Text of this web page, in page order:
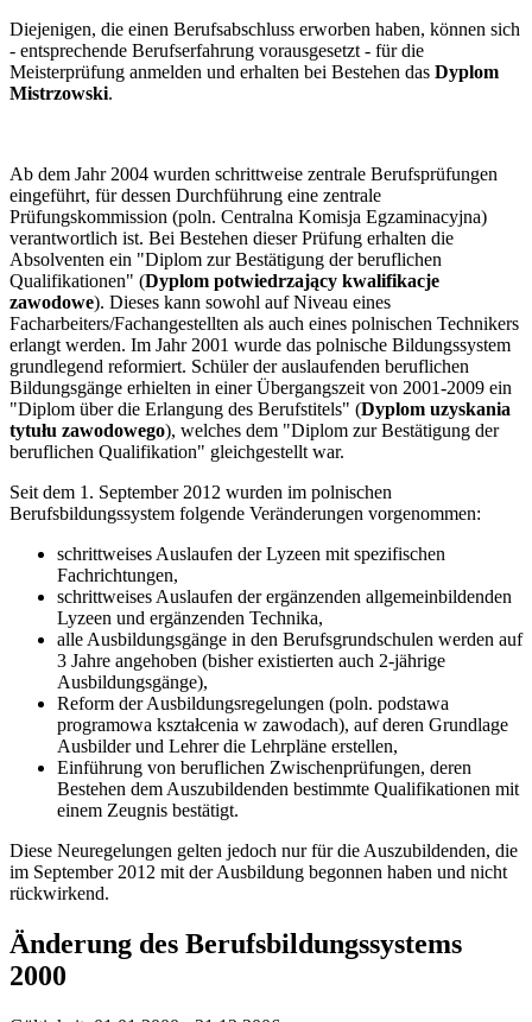
Diejenigen, die einen Berufsabschluss erworben haben, können sich
- entsprechende Berufserfahrung vorausgesetzt - für die
Meisterprüfung anmelden und erhalten bei Bestehen das Dyplom
Mistrzowski.
Ab dem Jahr 2004 wurden schrittweise zentrale Berufsprüfungen
eingeführt, für dessen Durchführung eine zentrale
Prüfungskommission (poln. Centralna Komisja Egzaminacyjna)
verantwortlich ist. Bei Bestehen dieser Prüfung erhalten die
Absolventen ein "Diplom zur Bestätigung der beruflichen
Qualifikationen" (Dyplom potwiedrzający kwalifikacje
zawodowe). Dieses kann sowohl auf Niveau eines
Facharbeiters/Fachangestellten als auch eines polnischen Technikers
erlangt werden. Im Jahr 2001 wurde das polnische Bildungssystem
grundlegend reformiert. Schüler der auslaufenden beruflichen
Bildungsgänge erhielten in einer Übergangszeit von 2001-2009 ein
"Diplom über die Erlangung des Berufstitels" (Dyplom uzyskania
tytułu zawodowego), welches dem "Diplom zur Bestätigung der
beruflichen Qualifikation" gleichgestellt war.
Seit dem 1. September 2012 wurden im polnischen
Berufsbildungssystem folgende Veränderungen vorgenommen:
schrittweises Auslaufen der Lyzeen mit spezifischen
Fachrichtungen,
schrittweises Auslaufen der ergänzenden allgemeinbildenden
Lyzeen und ergänzenden Technika,
alle Ausbildungsgänge in den Berufsgrundschulen werden auf
3 Jahre angehoben (bisher existierten auch 2-jährige
Ausbildungsgänge),
Reform der Ausbildungsregelungen (poln. podstawa
programowa kształcenia w zawodach), auf deren Grundlage
Ausbilder und Lehrer die Lehrpläne erstellen,
Einführung von beruflichen Zwischenprüfungen, deren
Bestehen dem Auszubildenden bestimmte Qualifikationen mit
einem Zeugnis bestätigt.
Diese Neuregelungen gelten jedoch nur für die Auszubildenden, die
im September 2012 mit der Ausbildung begonnen haben und nicht
rückwirkend.
Änderung des Berufsbildungssystems
2000